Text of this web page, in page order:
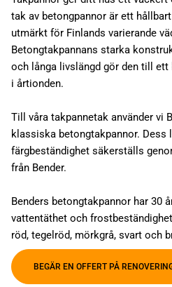
tak av betongpannor är ett
utmärkt för Finlands varierande
Betongtakpannans starka
och långa livslängd gör den till
i årtionden.
Till våra takpannetak använder vi
klassiska betongtakpannor. Dess
färgbeständighet säkerställs
från Bender.
Benders betongtakpannor har 30
vattentäthet och
röd, tegelröd, mörkgrå, svart och
BEGÄR EN OFFERT PÅ